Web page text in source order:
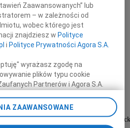
mgr inż.
Janusz Trojanowski
Msza św. pogrzebowa odprawiona zostanie
6 maja 2026 roku (środa) o godzinie 11:00
p.w. św. Wincentego a`Paulo w
Zaawansowanych” lub
– w zależności od
wobec którego jest
znajdziesz wPolityce
iPolityce Prywatności Agora S.A.
wyrażasz zgodę na
plików typu cookie
Partnerów i Agora S.A.
dot. plików cookie,
do zarządzania Twoimi
danych poprzez
ZAAWANSOWANE